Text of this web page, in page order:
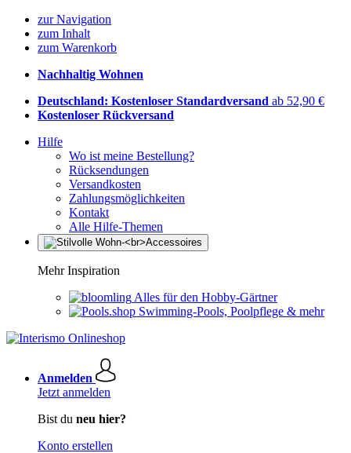
zur Navigation
zum Inhalt
zum Warenkorb
Nachhaltig Wohnen
Deutschland: Kostenloser Standardversand ab 52,90 €
Kostenloser Rückversand
Hilfe
Wo ist meine Bestellung?
Rücksendungen
Versandkosten
Zahlungsmöglichkeiten
Kontakt
Alle Hilfe-Themen
Mehr Inspiration
Alles für den Hobby-Gärtner
Swimming-Pools, Poolpflege & mehr
Anmelden
Jetzt anmelden
Bist du neu hier?
Konto erstellen